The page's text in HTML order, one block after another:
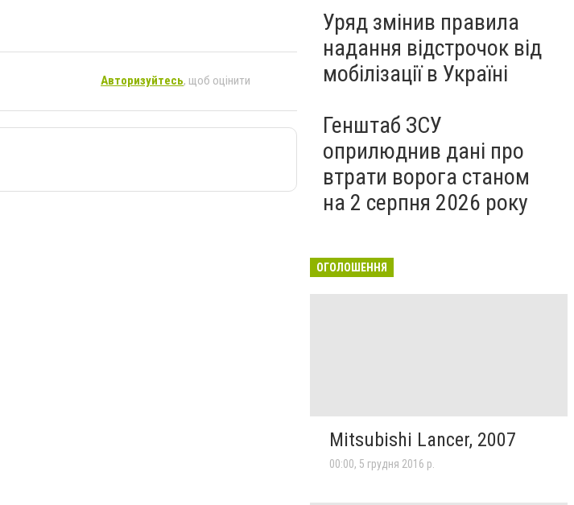
Авторизуйтесь, щоб оцінити
Уряд змінив правила
надання відстрочок від
мобілізації в Україні
Генштаб ЗСУ
оприлюднив дані про
втрати ворога станом
на 2 серпня 2026 року
ОГОЛОШЕННЯ
Mitsubishi Lancer, 2007
00:00, 5 грудня 2016 р.